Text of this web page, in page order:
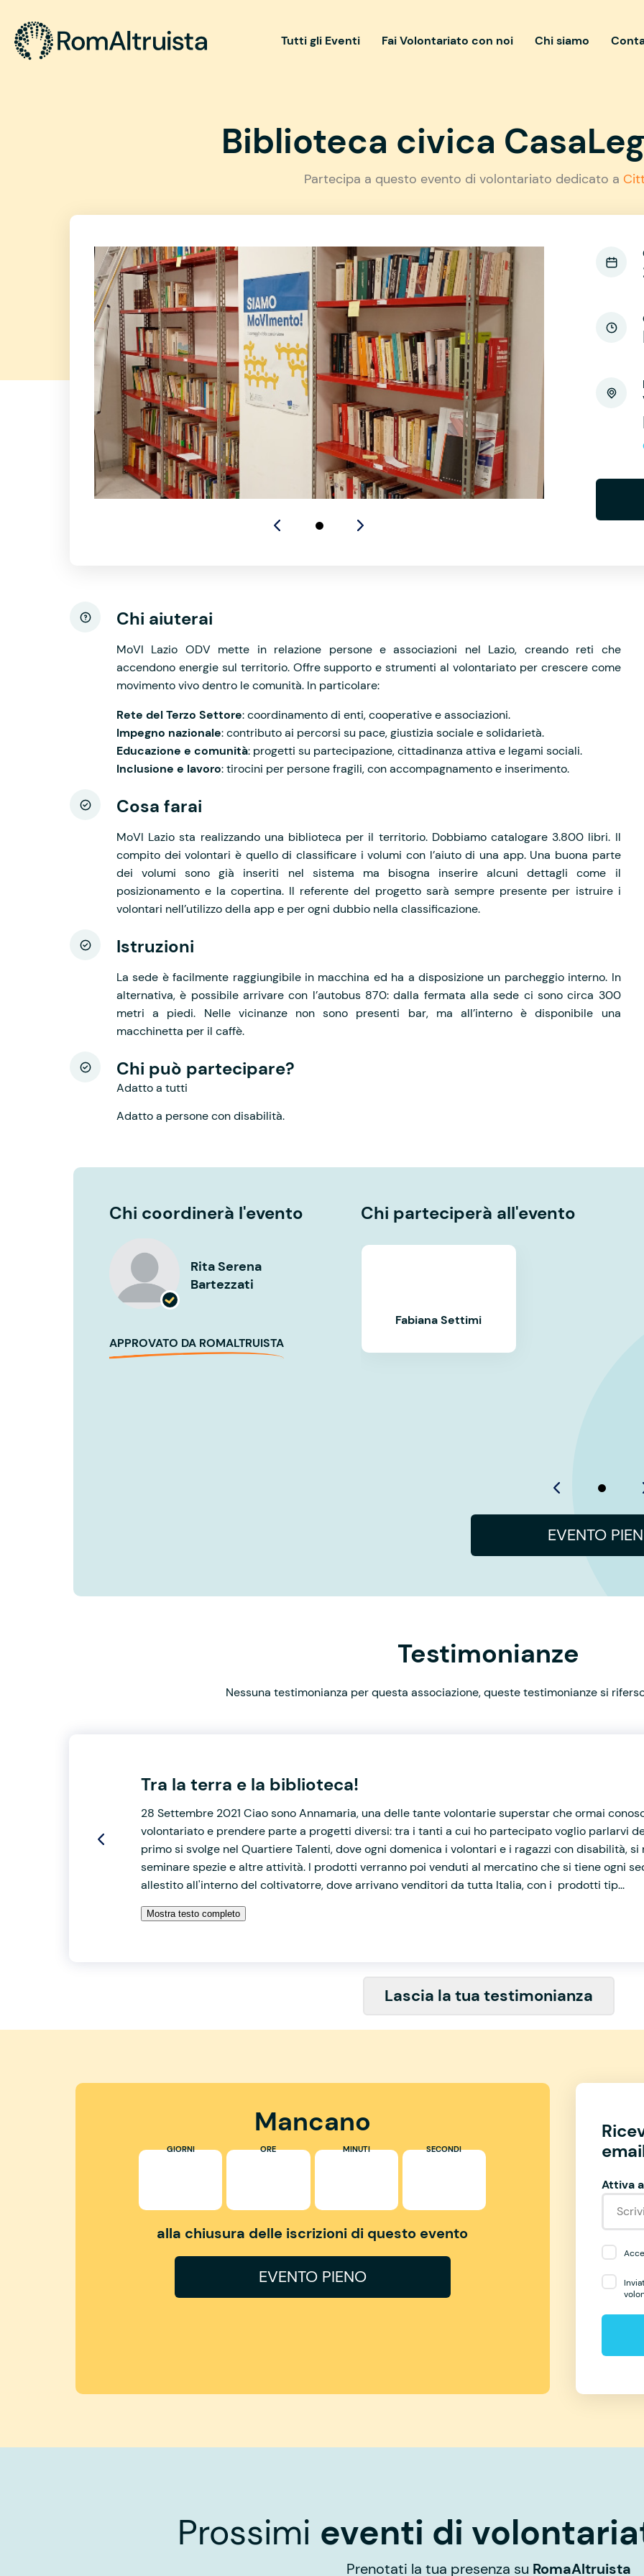
Tutti gli Eventi Fai Volontariato con noi Chi siamo
Biblioteca civica
Partecipa a questo evento di volontariato dedicato a
Chi aiuterai
MoVI Lazio ODV mette in relazione persone e associazioni nel Lazio, creando reti che
accendono energie sul territorio. Offre supporto e strumenti al volontariato per crescere come
movimento vivo dentro le comunità. In particolare:
Rete del Terzo Settore: coordinamento di enti, cooperative e associazioni.
Impegno nazionale: contributo ai percorsi su pace, giustizia sociale e solidarietà.
Educazione e comunità: progetti su partecipazione, cittadinanza attiva e legami sociali.
Inclusione e lavoro: tirocini per persone fragili, con accompagnamento e inserimento.
Cosa farai
MoVI Lazio sta realizzando una biblioteca per il territorio. Dobbiamo catalogare 3.800 libri. Il
compito dei volontari è quello di classificare i volumi con l’aiuto di una app. Una buona parte
dei volumi sono già inseriti nel sistema ma bisogna inserire alcuni dettagli come il
posizionamento e la copertina. Il referente del progetto sarà sempre presente per istruire i
volontari nell’utilizzo della app e per ogni dubbio nella classificazione.
Istruzioni
La sede è facilmente raggiungibile in macchina ed ha a disposizione un parcheggio interno. In
alternativa, è possibile arrivare con l’autobus 870: dalla fermata alla sede ci sono circa 300
metri a piedi. Nelle vicinanze non sono presenti bar, ma all’interno è disponibile una
macchinetta per il caffè.
Chi può partecipare?
Adatto a tutti
Adatto a persone con disabilità.
Chi coordinerà l'evento
Rita Serena
Bartezzati
APPROVATO DA ROMALTRUISTA
Chi parteciperà all'evento
Fabiana Settimi
EVENTO
Testimonianze
Nessuna testimonianza per questa associazione, queste testimonianze si
Tra la terra e la biblioteca!
28 Settembre 2021 Ciao sono Annamaria, una delle tante volontarie superstar che ormai
volontariato e prendere parte a progetti diversi: tra i tanti a cui ho partecipato voglio parlarvi
primo si svolge nel Quartiere Talenti, dove ogni domenica i volontari e i ragazzi con disabilità,
seminare spezie e altre attività. I prodotti verranno poi venduti al mercatino che si tiene ogni
allestito all'interno del coltivatorre, dove arrivano venditori da tutta Italia, con i prodotti tip...
Mostra testo completo
Lascia la tua testimonianza
Mancano
GIORNI ORE MINUTI SECONDI
alla chiusura delle iscrizioni di questo evento
EVENTO PIENO
Attiva
Prossimi eventi di
Prenotati la tua presenza su RomaAltruista